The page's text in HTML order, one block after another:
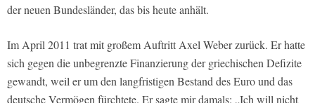
der neuen Bundesländer, das bis heute anhält.
Im April 2011 trat mit großem Auftritt Axel Weber zurück. Er hatte
sich gegen die unbegrenzte Finanzierung der griechischen Defizite
gewandt, weil er um den langfristigen Bestand des Euro und das
deutsche Vermögen fürchtete. Er sagte mir damals: „Ich will nicht